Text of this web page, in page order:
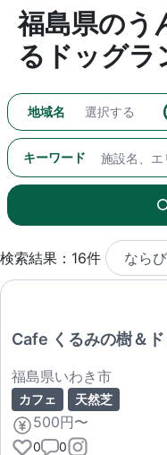
福島県のう
るドッグラ
地域名 選択する
キーワード
検索結果：16件
Cafe くるみの樹＆
福島県いわき市
カフェ 天然芝
500円〜
0 0